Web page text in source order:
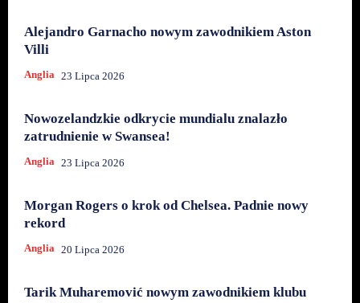
Alejandro Garnacho nowym zawodnikiem Aston
Villi
Anglia 23 Lipca 2026
Nowozelandzkie odkrycie mundialu znalazło
zatrudnienie w Swansea!
Anglia 23 Lipca 2026
Morgan Rogers o krok od Chelsea. Padnie nowy
rekord
Anglia 20 Lipca 2026
Tarik Muharemović nowym zawodnikiem klubu